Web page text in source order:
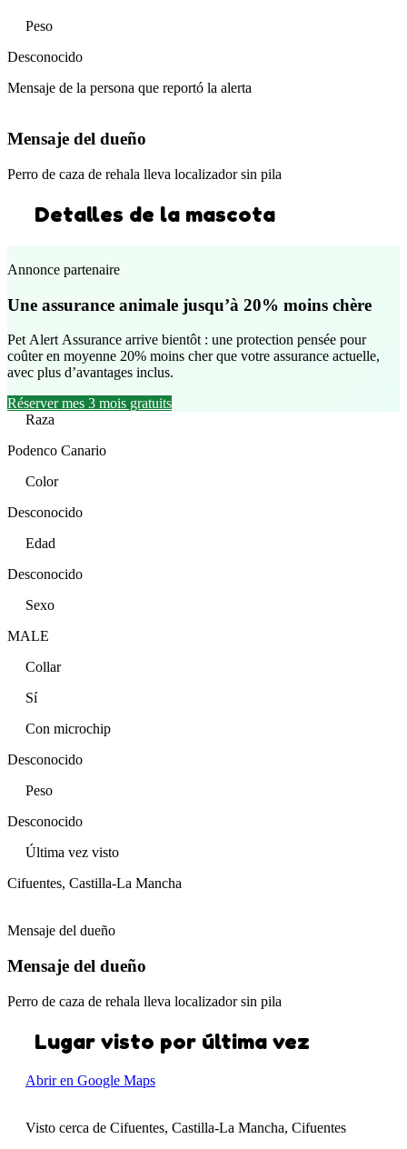
Peso
Desconocido
Mensaje de la persona que reportó la alerta
Mensaje del dueño
Perro de caza de rehala lleva localizador sin pila
Detalles de la mascota
Annonce partenaire
Une assurance animale jusqu’à 20% moins chère
Pet Alert Assurance arrive bientôt : une protection pensée pour
coûter en moyenne 20% moins cher que votre assurance actuelle,
avec plus d’avantages inclus.
Réserver mes 3 mois gratuits
Raza
Podenco Canario
Color
Desconocido
Edad
Desconocido
Sexo
MALE
Collar
Sí
Con microchip
Desconocido
Peso
Desconocido
Última vez visto
Cifuentes, Castilla-La Mancha
Mensaje del dueño
Mensaje del dueño
Perro de caza de rehala lleva localizador sin pila
Lugar visto por última vez
Abrir en Google Maps
Visto cerca de Cifuentes, Castilla-La Mancha, Cifuentes